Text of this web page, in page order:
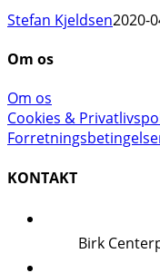
Stefan Kjeldsen2020-
Om os
Om os
Cookies &
KONTAKT
Birk